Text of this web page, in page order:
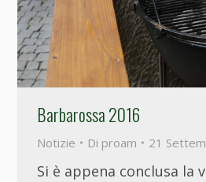
Barbarossa 2016
Notizie Di proam 21
Si è appena conclusa la